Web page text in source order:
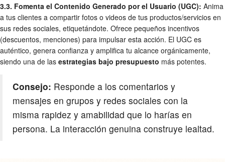
3.3. Fomenta el Contenido Generado por el Usuario (UGC): Anima
a tus clientes a compartir fotos o videos de tus productos/servicios en
sus redes sociales, etiquetándote. Ofrece pequeños incentivos
(descuentos, menciones) para impulsar esta acción. El UGC es
auténtico, genera confianza y amplifica tu alcance orgánicamente,
siendo una de las estrategias bajo presupuesto más potentes.
Consejo: Responde a los comentarios y
mensajes en grupos y redes sociales con la
misma rapidez y amabilidad que lo harías en
persona. La interacción genuina construye lealtad.